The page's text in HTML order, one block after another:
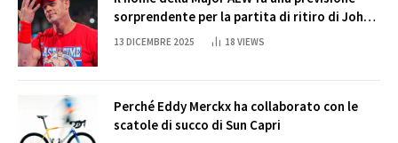
sorprendente per la partita di ritiro di John
Cena
13 DICEMBRE 2025 18 VIEWS
Perché Eddy Merckx ha collaborato con le
scatole di succo di Sun Capri